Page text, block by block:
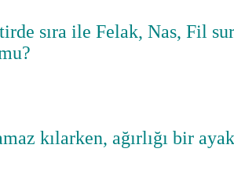
sıra ile Felak, Nas, Fil
kılarken, ağırlığı bir